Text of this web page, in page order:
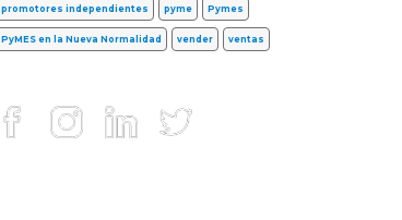
promotores independientes pyme Pymes
PyMES en la Nueva Normalidad vender ventas